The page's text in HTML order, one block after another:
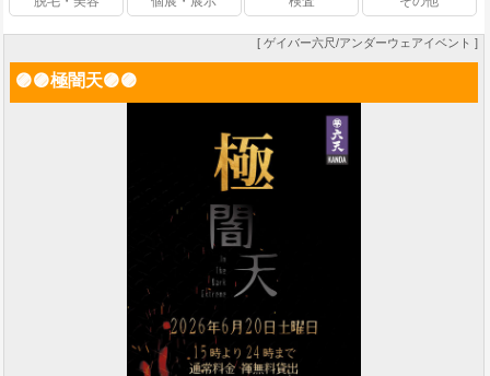
[ ゲイバー六尺/アンダーウェアイベント ]
🟣🟣極闇天🟣🟣